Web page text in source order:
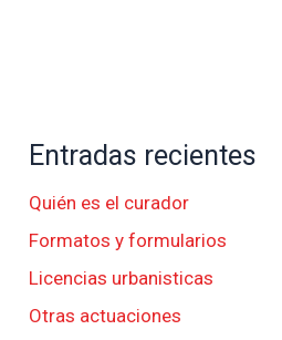
Entradas recientes
Quién es el curador
Formatos y formularios
Licencias urbanisticas
Otras actuaciones